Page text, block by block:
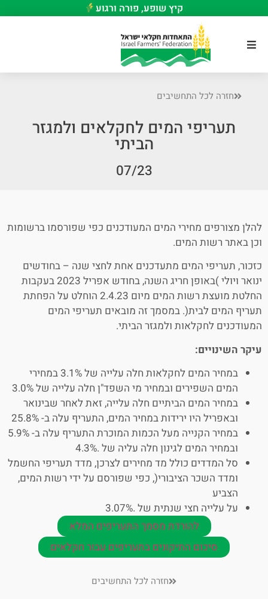
קיץ שופע, פורה ורגוע
חזרה לכל התחשיבים
תעריפי המים לחקלאים ולמגזר
הביתי
07/23
להלן מצורפים מחירי המים המעודכנים כפי שפורסמו ברשומות
וכן באתר רשות המים.
כזכור, תעריפי המים מתעדכנים אחת לחצי שנה – בחודשים
ינואר ויולי )באופן חריג השנה, בחודש אפריל 2023 בעקבות
החלטת מועצת רשות המים מיום 2.4.23 הוחלט על הפחתת
תעריף המים לבית(. במסמך זה מובאים תעריפי המים
המעודכנים לחקלאות ולמגזר הביתי.
עיקר השינויים:
במחיר המים לחקלאות חלה עלייה של 3.1% במחירי
המים השפירים ובמחיר מי השפד"ן חלה עלייה של 3.0%
במחיר המים הביתיים חלה עלייה, זאת לאחר שבינואר
ובאפריל היו ירידות במחיר המים, התעריף עלה ב- 25.8%
במחיר הקנייה מעל הכמות המוכרת התעריף עלה ב- 5.9%
ובמחיר המים לגינון חלה עליה של .4.3%
סל המדדים כולל מד מחירים לצרכן, מדד תעריפי החשמל
ומדד השכר הציבורי(, כפי שפורסם על ידי רשות המים,
הצביע
על עלייה חצי שנתית של .3.07%
להורדת מסמך התעריפים המלא
סיכום התיקונים בתעריפים עבור חקלאים
חזרה לכל התחשיבים